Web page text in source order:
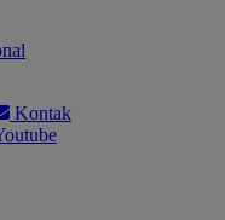
Kontak